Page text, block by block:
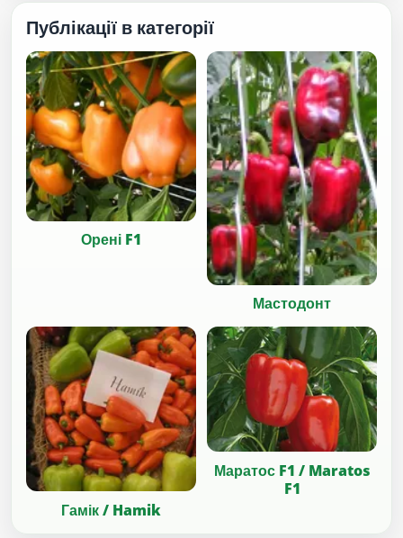
Публікації в категорії
Орені F1
Мастодонт
Гамік / Hamik
Маратос F1 / Maratos
F1